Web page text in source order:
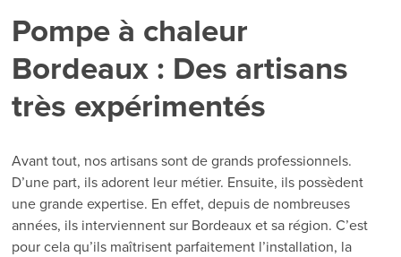
Pompe à chaleur
Bordeaux : Des artisans
très expérimentés
Avant tout, nos artisans sont de grands professionnels.
D’une part, ils adorent leur métier. Ensuite, ils possèdent
une grande expertise. En effet, depuis de nombreuses
années, ils interviennent sur Bordeaux et sa région. C’est
pour cela qu’ils maîtrisent parfaitement l’installation, la